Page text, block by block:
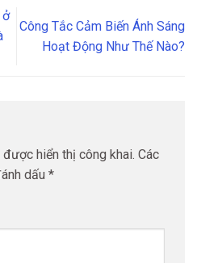
Công Tắc Cảm Biến Ánh Sáng
Hoạt Động Như Thế Nào?
hiển thị công khai. Các
dấu *